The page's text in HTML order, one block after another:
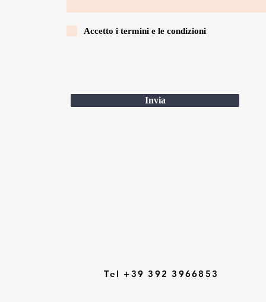
Accetto i termini e le condizioni
Invia
Tel +39 392 3966853